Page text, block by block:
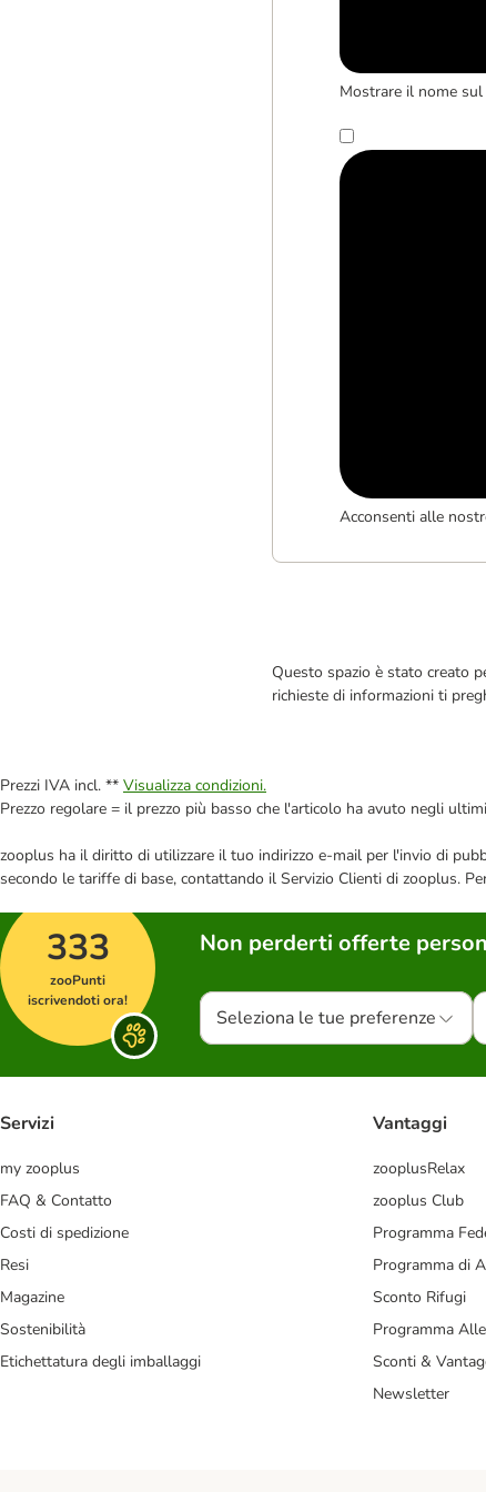
Mostrare il nome
Acconsenti alle
Questo spazio è stato creato
richieste di informazioni ti
Prezzi IVA incl. ** Visualizza condizioni.
Prezzo regolare = il prezzo più basso che l'articolo ha avuto negli
zooplus ha il diritto di utilizzare il tuo indirizzo e-mail per l'invio di
secondo le tariffe di base, contattando il Servizio Clienti di zooplus.
333
zooPunti
iscrivendoti ora!
Non perderti offerte
Seleziona le tue preferenze
Servizi
my zooplus
FAQ & Contatto
Costi di spedizione
Resi
Magazine
Sostenibilità
Etichettatura degli imballaggi
Vantaggi
zooplusRelax
zooplus Club
Programma
Programma di
Sconto Rifugi
Programma
Sconti &
Newsletter